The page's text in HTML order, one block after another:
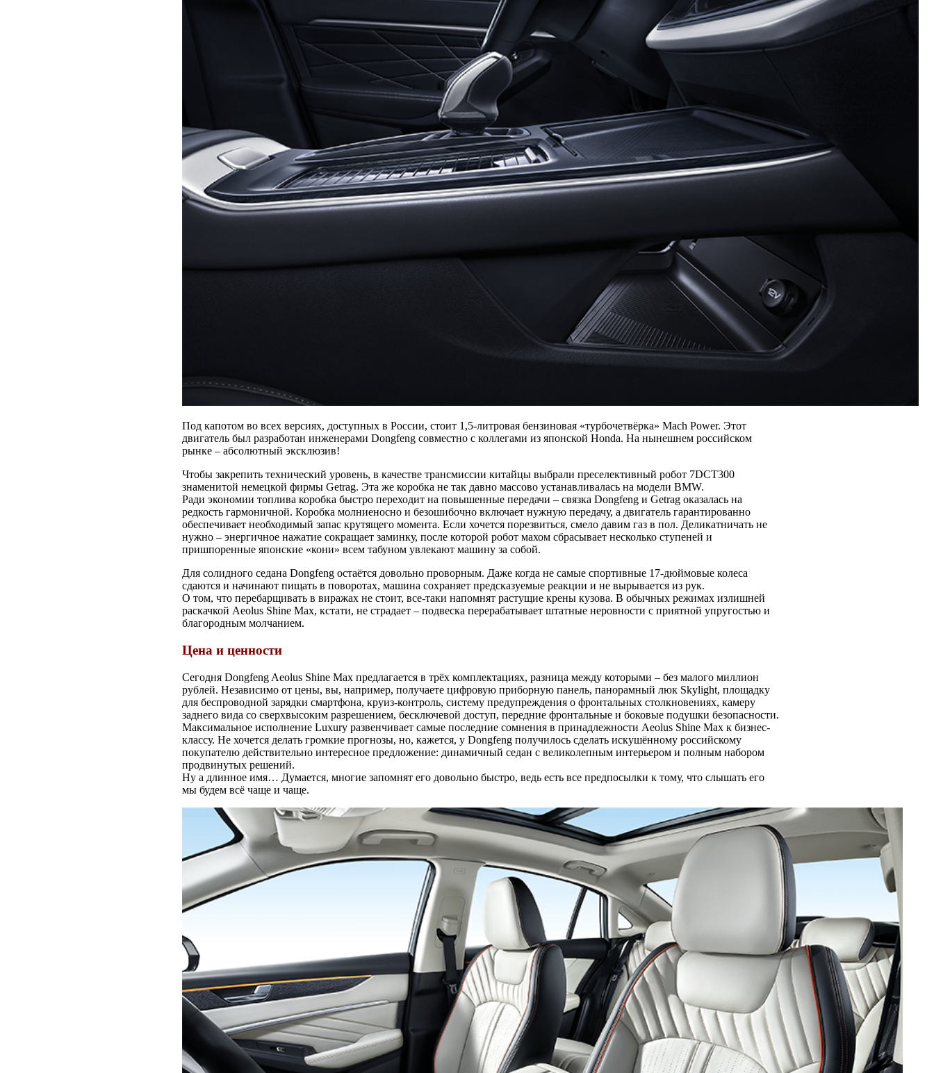
Под капотом во всех версиях, доступных в России, стоит 1,5-литровая бензиновая «турбочетвёрка» Mach Power. Этот
двигатель был разработан инженерами Dongfeng совместно с коллегами из японской Honda. На нынешнем российском
рынке – абсолютный эксклюзив!
Чтобы закрепить технический уровень, в качестве трансмиссии китайцы выбрали преселективный робот 7DCT300
знаменитой немецкой фирмы Getrag. Эта же коробка не так давно массово устанавливалась на модели BMW.
Ради экономии топлива коробка быстро переходит на повышенные передачи – связка Dongfeng и Getrag оказалась на
редкость гармоничной. Коробка молниеносно и безошибочно включает нужную передачу, а двигатель гарантированно
обеспечивает необходимый запас крутящего момента. Если хочется порезвиться, смело давим газ в пол. Деликатничать не
нужно – энергичное нажатие сокращает заминку, после которой робот махом сбрасывает несколько ступеней и
пришпоренные японские «кони» всем табуном увлекают машину за собой.
Для солидного седана Dongfeng остаётся довольно проворным. Даже когда не самые спортивные 17-дюймовые колеса
сдаются и начинают пищать в поворотах, машина сохраняет предсказуемые реакции и не вырывается из рук.
О том, что перебарщивать в виражах не стоит, все-таки напомнят растущие крены кузова. В обычных режимах излишней
раскачкой Aeolus Shine Max, кстати, не страдает – подвеска перерабатывает штатные неровности с приятной упругостью и
благородным молчанием.
Цена и ценности
Сегодня Dongfeng Aeolus Shine Max предлагается в трёх комплектациях, разница между которыми – без малого миллион
рублей. Независимо от цены, вы, например, получаете цифровую приборную панель, панорамный люк Skylight, площадку
для беспроводной зарядки смартфона, круиз-контроль, систему предупреждения о фронтальных столкновениях, камеру
заднего вида со сверхвысоким разрешением, бесключевой доступ, передние фронтальные и боковые подушки безопасности.
Максимальное исполнение Luxury развенчивает самые последние сомнения в принадлежности Aeolus Shine Max к бизнес-
классу. Не хочется делать громкие прогнозы, но, кажется, у Dongfeng получилось сделать искушённому российскому
покупателю действительно интересное предложение: динамичный седан с великолепным интерьером и полным набором
продвинутых решений.
Ну а длинное имя… Думается, многие запомнят его довольно быстро, ведь есть все предпосылки к тому, что слышать его
мы будем всё чаще и чаще.